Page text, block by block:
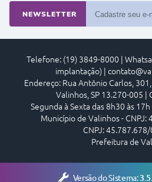
NEWSLETTER
Telefone: (19) 3849-8000 |
implantação) |
Endereço: Rua Antônio Carlos,
Valinhos, SP 13.270-005 |
Segunda à Sexta das 8h30 às
Município de Valinhos -
CNPJ:
Prefeitura de
Versão do Sistema: